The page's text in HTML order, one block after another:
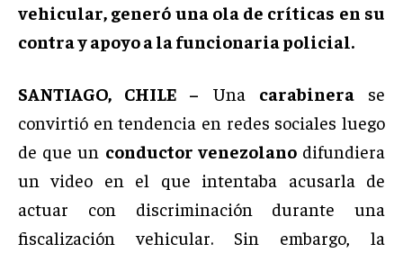
vehicular, generó una ola de críticas en su
contra y apoyo a la funcionaria policial.
SANTIAGO, CHILE – Una carabinera se
convirtió en tendencia en redes sociales luego
de que un conductor venezolanodifundiera
un video en el que intentaba acusarla de
actuar con discriminación durante una
fiscalización vehicular. Sin embargo, la